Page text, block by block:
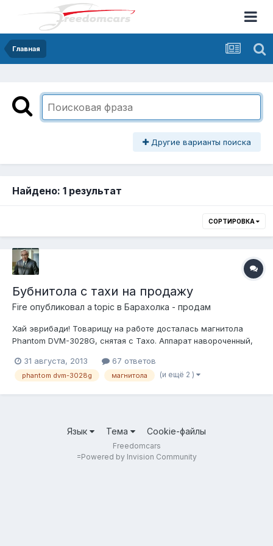
Главная
Другие варианты поиска
Найдено: 1 результат
СОРТИРОВКА
Бубнитола с тахи на продажу
Fire опубликовал a topic в Барахолка - продам
Хай эврибади! Товарищу на работе досталась магнитола
Phantom DVM-3028G, снятая с Тахо. Аппарат навороченный,
возможность подключения камеры и прочая, прочая. Кофе
разве что не варит. Идёт не только на таху, но и на другие
31 августа, 2013 67 ответов
phantom dvm-3028g магнитола (и ещё 2 )
Язык Тема Cookie-файлы
Freedomcars
=Powered by Invision Community